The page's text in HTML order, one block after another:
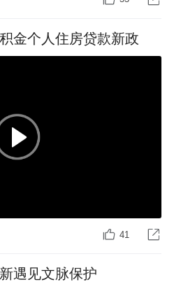
金个人住房贷款新政
41
遇见文脉保护